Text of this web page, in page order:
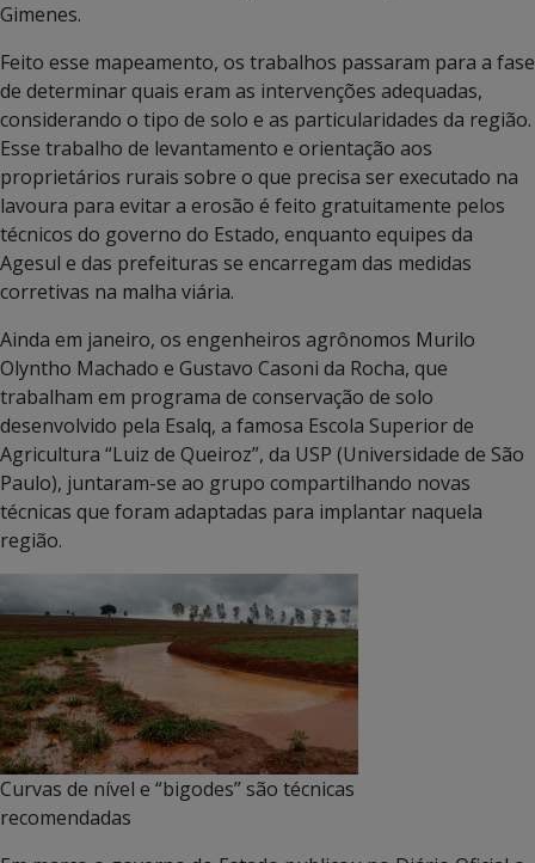
Gimenes.
Feito esse mapeamento, os trabalhos passaram para a fase
de determinar quais eram as intervenções adequadas,
considerando o tipo de solo e as particularidades da região.
Esse trabalho de levantamento e orientação aos
proprietários rurais sobre o que precisa ser executado na
lavoura para evitar a erosão é feito gratuitamente pelos
técnicos do governo do Estado, enquanto equipes da
Agesul e das prefeituras se encarregam das medidas
corretivas na malha viária.
Ainda em janeiro, os engenheiros agrônomos Murilo
Olyntho Machado e Gustavo Casoni da Rocha, que
trabalham em programa de conservação de solo
desenvolvido pela Esalq, a famosa Escola Superior de
Agricultura “Luiz de Queiroz”, da USP (Universidade de São
Paulo), juntaram-se ao grupo compartilhando novas
técnicas que foram adaptadas para implantar naquela
região.
Curvas de nível e “bigodes” são técnicas
recomendadas